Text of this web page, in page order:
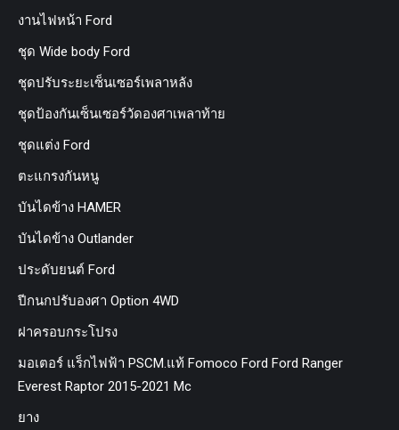
งานไฟหน้า Ford
ชุด Wide body Ford
ชุดปรับระยะเซ็นเซอร์เพลาหลัง
ชุดป้องกันเซ็นเซอร์วัดองศาเพลาท้าย
ชุดแต่ง Ford
ตะแกรงกันหนู
บันไดข้าง HAMER
บันไดข้าง Outlander
ประดับยนต์ Ford
ปีกนกปรับองศา Option 4WD
ฝาครอบกระโปรง
มอเตอร์ แร็กไฟฟ้า PSCM.แท้ Fomoco Ford Ford Ranger
Everest Raptor 2015-2021 Mc
ยาง